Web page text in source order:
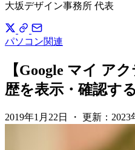
大坂デザイン事務所 代表
パソコン関連
【Google マイ ア
歴を表示・確認す
2019年1月22日 ・ 更新： 2023